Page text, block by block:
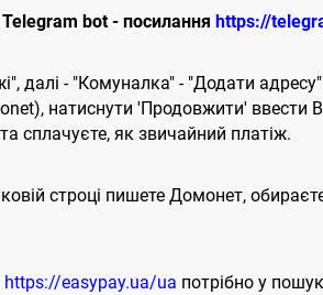
bot - посилання https://
далі - "Комуналка" - "Додати
натиснути 'Продовжити'
сплачуєте, як звичайний платіж.
строці пишете Домонет,
https://easypay.ua/ua потрібно у